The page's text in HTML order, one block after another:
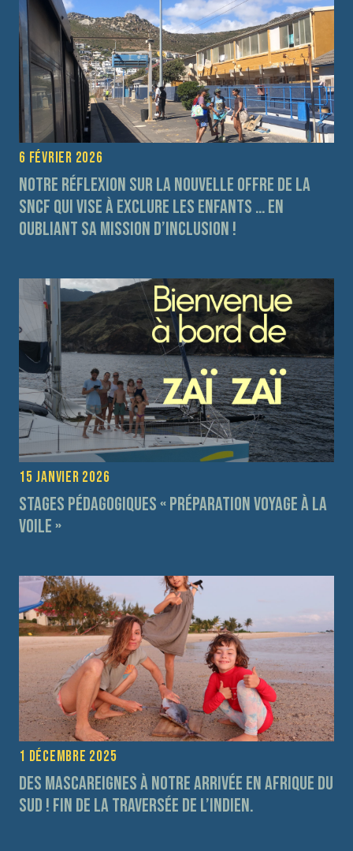
6 février 2026
Notre réflexion sur la nouvelle offre de la
SNCF qui vise à exclure les enfants … en
oubliant sa mission d’inclusion !
15 janvier 2026
Stages pédagogiques « préparation voyage à la
voile »
1 décembre 2025
Des Mascareignes à notre arrivée en Afrique du
Sud ! fin de la traversée de l’Indien.